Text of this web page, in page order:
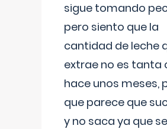
sigue tomando
pero siento que la
cantidad de leche
extrae no es tanta
hace unos meses,
que parece que
y no saca ya que se